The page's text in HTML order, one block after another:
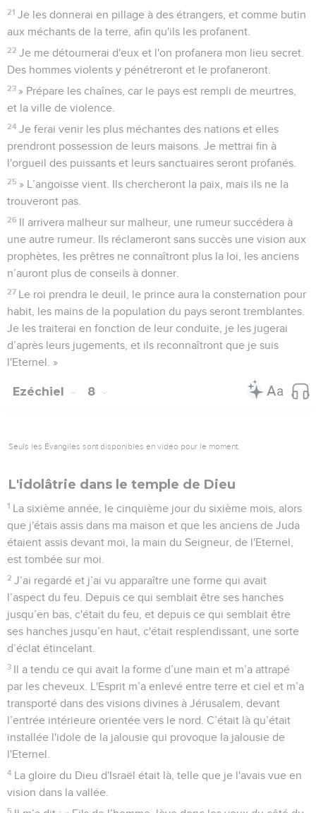
21 Je les donnerai en pillage à des étrangers, et comme butin
aux méchants de la terre, afin qu'ils les profanent.
22 Je me détournerai d'eux et l'on profanera mon lieu secret.
Des hommes violents y pénétreront et le profaneront.
23 » Prépare les chaînes, car le pays est rempli de meurtres,
et la ville de violence.
24 Je ferai venir les plus méchantes des nations et elles
prendront possession de leurs maisons. Je mettrai fin à
l'orgueil des puissants et leurs sanctuaires seront profanés.
25 » L’angoisse vient. Ils chercheront la paix, mais ils ne la
trouveront pas.
26 Il arrivera malheur sur malheur, une rumeur succédera à
une autre rumeur. Ils réclameront sans succès une vision aux
prophètes, les prêtres ne connaîtront plus la loi, les anciens
n’auront plus de conseils à donner.
27 Le roi prendra le deuil, le prince aura la consternation pour
habit, les mains de la population du pays seront tremblantes.
Je les traiterai en fonction de leur conduite, je les jugerai
d’après leurs jugements, et ils reconnaîtront que je suis
l'Eternel. »
Ezéchiel 8
Seuls les Évangiles sont disponibles en vidéo pour le moment.
L'idolâtrie dans le temple de Dieu
1 La sixième année, le cinquième jour du sixième mois, alors
que j'étais assis dans ma maison et que les anciens de Juda
étaient assis devant moi, la main du Seigneur, de l'Eternel,
est tombée sur moi.
2 J’ai regardé et j’ai vu apparaître une forme qui avait
l’aspect du feu. Depuis ce qui semblait être ses hanches
jusqu’en bas, c'était du feu, et depuis ce qui semblait être
ses hanches jusqu’en haut, c'était resplendissant, une sorte
d’éclat étincelant.
3 Il a tendu ce qui avait la forme d’une main et m’a attrapé
par les cheveux. L'Esprit m’a enlevé entre terre et ciel et m’a
transporté dans des visions divines à Jérusalem, devant
l’entrée intérieure orientée vers le nord. C’était là qu’était
installée l'idole de la jalousie qui provoque la jalousie de
l'Eternel.
4 La gloire du Dieu d'Israël était là, telle que je l'avais vue en
vision dans la vallée.
5